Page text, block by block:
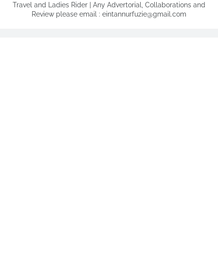
Travel and Ladies Rider | Any Advertorial, Collaborations and
Review please email : eintannurfuzie@gmail.com